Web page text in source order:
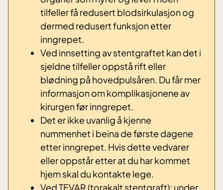
tilfeller få redusert blodsirkulasjon og
dermed redusert funksjon etter
inngrepet.
Ved innsetting av stentgraftet kan det i
sjeldne tilfeller oppstå rift eller
blødning på hovedpulsåren. Du får mer
informasjon om komplikasjonene av
kirurgen før inngrepet.
Det er ikke uvanlig å kjenne
nummenhet i beina de første dagene
etter inngrepet. Hvis dette vedvarer
eller oppstår etter at du har kommet
hjem skal du kontakte lege.
Ved TEVAR (torakalt stentgraft): under